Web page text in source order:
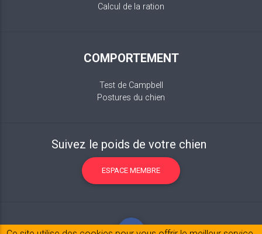
Calcul de la ration
COMPORTEMENT
Test de Campbell
Postures du chien
Suivez le poids de votre chien
ESPACE MEMBRE